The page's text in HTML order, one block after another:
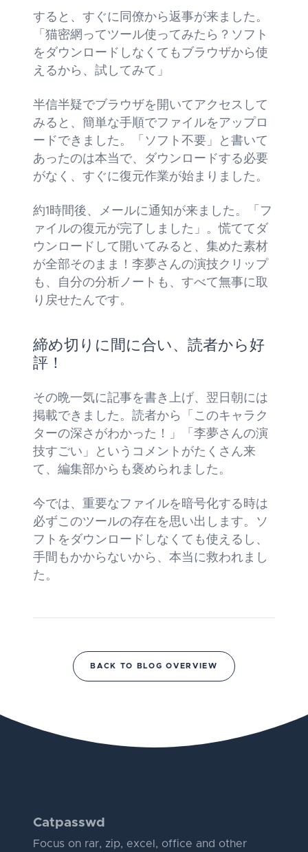
すると、すぐに同僚から返事が来ました。
「猫密網ってツール使ってみたら？ソフト
をダウンロードしなくてもブラウザから使
えるから、試してみて」
半信半疑でブラウザを開いてアクセスして
みると、簡単な手順でファイルをアップロ
ードできました。「ソフト不要」と書いて
あったのは本当で、ダウンロードする必要
がなく、すぐに復元作業が始まりました。
約1時間後、メールに通知が来ました。「フ
ァイルの復元が完了しました」。慌ててダ
ウンロードして開いてみると、集めた素材
が全部そのまま！李夢さんの演技クリップ
も、自分の分析ノートも、すべて無事に取
り戻せたんです。
締め切りに間に合い、読者から好
評！
その晩一気に記事を書き上げ、翌日朝には
掲載できました。読者から「このキャラク
ターの深さがわかった！」「李夢さんの演
技すごい」というコメントがたくさん来
て、編集部からも褒められました。
今では、重要なファイルを暗号化する時は
必ずこのツールの存在を思い出します。ソ
フトをダウンロードしなくても使えるし、
手間もかからないから、本当に救われまし
た。
BACK TO BLOG OVERVIEW
Catpasswd
Focus on rar, zip, excel, office and other